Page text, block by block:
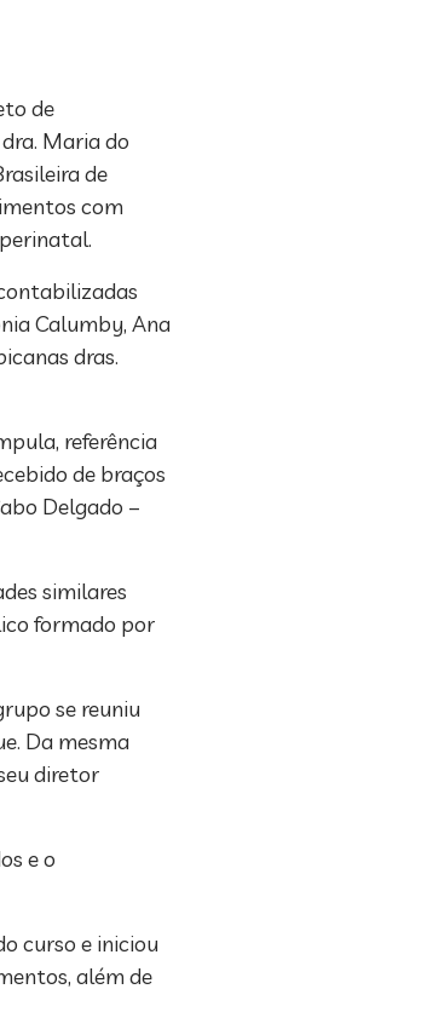
de
Maria do
de
com
Calumby, Ana
dras.
referência
de braços
Delgado –
similares
formado por
se reuniu
Da mesma
diretor
e o
curso e iniciou
além de